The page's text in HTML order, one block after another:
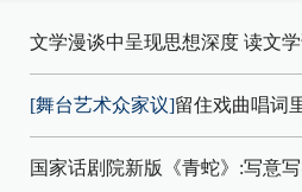
文学漫谈中呈现思想深度 读文学
[舞台艺术众家议]留住戏曲唱词
国家话剧院新版《青蛇》:写意